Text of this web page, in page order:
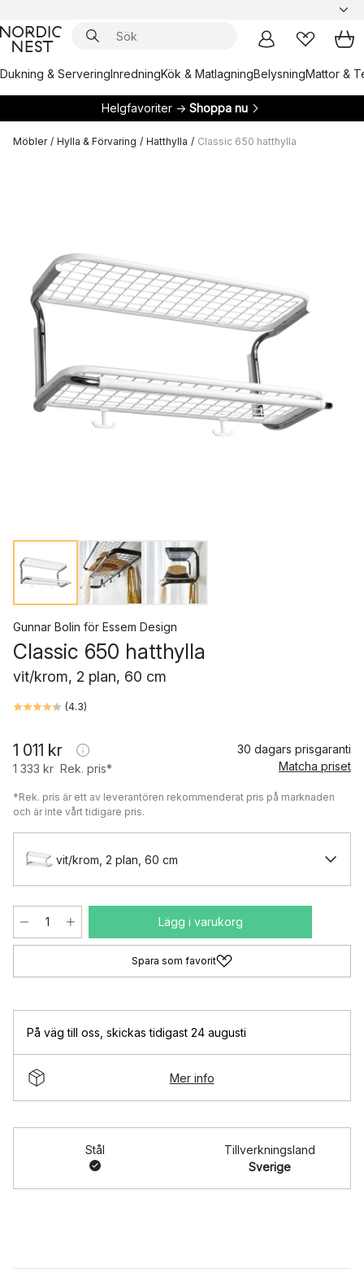
Dukning & ServeringInredningKök & MatlagningBelysningMattor &
Helgfavoriter → Shoppa nu
Möbler / Hylla & Förvaring / Hatthylla / Classic 650 hatthylla
Gunnar Bolin för Essem Design
Classic 650 hatthylla
vit/krom, 2 plan, 60 cm
(4.3)
1 011 kr
1 333 kr Rek. pris*
30 dagars prisgaranti
Matcha priset
*Rek. pris är ett av leverantören rekommenderat pris på marknaden
och är inte vårt tidigare pris.
vit/krom, 2 plan, 60 cm
Lägg i varukorg
Spara som favorit
På väg till oss skickas tidigast 24 augusti
Mer info
Stål
Tillverkningsland
Sverige